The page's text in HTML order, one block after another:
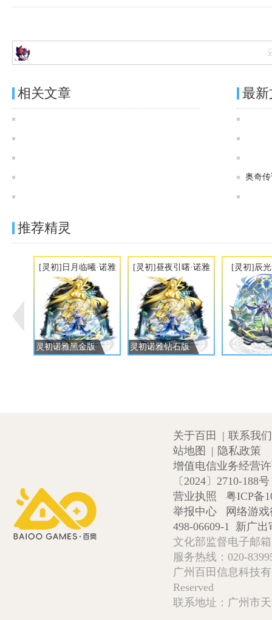
相关文章 最
奥奇
推荐精灵
[灵初]日月临曦·诺雅
灵初诺雅黑金版
[灵初]昼夜引曙·诺雅
灵初诺雅钻石版
[灵初]辰
关于百田 | 联系我们
站地图
| 隐私政策
增值电信业务经营
〔2024〕2710-188号
营业执照
粤ICP备
举报中心
网络游
498-06609-1 新广出
文化部监督电子邮
服务热线：020-
广州百田信息科技
Reserved
联系地址：广州市